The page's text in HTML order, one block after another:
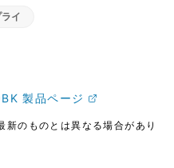
イ
製品ページ
のものとは異なる場合があり